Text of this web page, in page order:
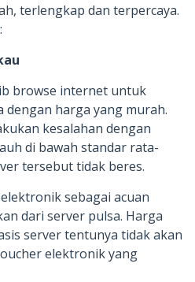
terlengkap dan terpercaya.
browse internet untuk
harga yang murah.
kesalahan dengan
di bawah standar rata-
tersebut tidak beres.
sebagai acuan
dari server pulsa. Harga
server tentunya tidak akan
elektronik yang